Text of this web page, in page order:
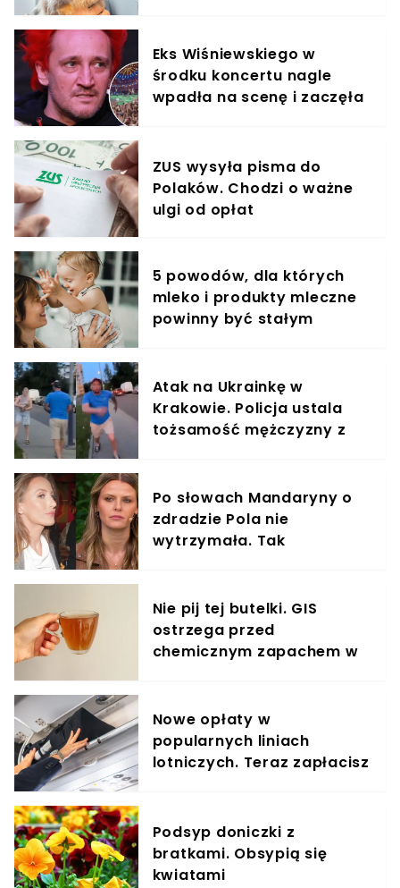
Eks Wiśniewskiego w
środku koncertu nagle
wpadła na scenę i zaczęła
ZUS wysyła pisma do
Polaków. Chodzi o ważne
ulgi od opłat
5 powodów, dla których
mleko i produkty mleczne
powinny być stałym
Atak na Ukrainkę w
Krakowie. Policja ustala
tożsamość mężczyzny z
Po słowach Mandaryny o
zdradzie Pola nie
wytrzymała. Tak
Nie pij tej butelki. GIS
ostrzega przed
chemicznym zapachem w
Nowe opłaty w
popularnych liniach
lotniczych. Teraz zapłacisz
Podsyp doniczki z
bratkami. Obsypią się
kwiatami